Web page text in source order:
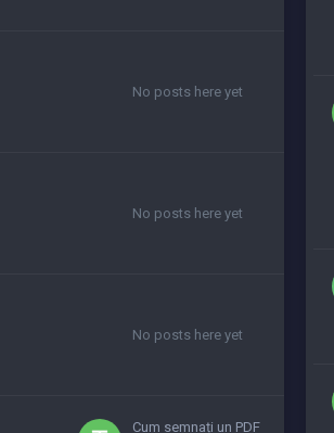
No posts here yet
No posts here yet
No posts here yet
Cum semnați un PDF